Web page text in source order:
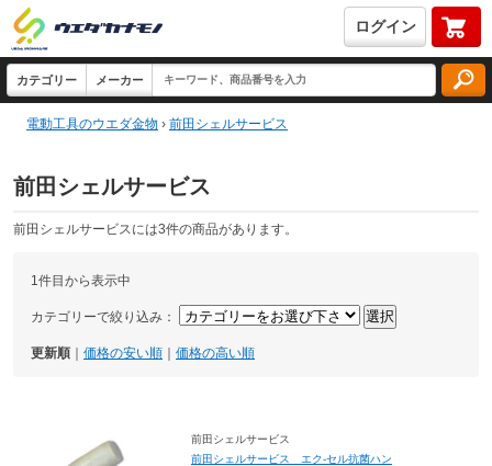
ログイン
電動工具のウエダ金物 › 前田シェルサービス
前田シェルサービス
前田シェルサービスには3件の商品があります。
1件目から表示中
カテゴリーで絞り込み：
更新順 価格の安い順 価格の高い順
前田シェルサービス
前田シェルサービス エク-セル抗菌ハン